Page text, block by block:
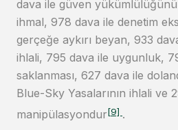
dava ile güven
ihmal, 978 dava ile denetim
gerçeğe aykırı beyan, 933
ihlali, 795 dava ile uygunluk,
saklanması, 627 dava ile
Blue-Sky Yasalarının ihlali ve
manipülasyondur[9] .